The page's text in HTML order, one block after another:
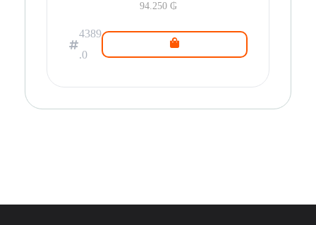
94.250 ₲
4389
.0